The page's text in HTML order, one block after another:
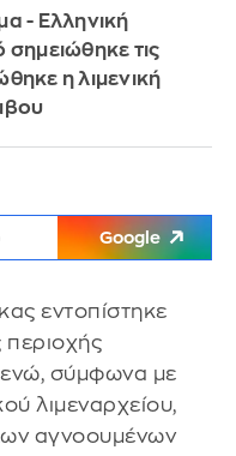
- Ελληνική
τις
η λιμενική
Google
εντοπίστηκε
περιοχής
ενώ, σύμφωνα με
λιμεναρχείου,
αγνοουμένων